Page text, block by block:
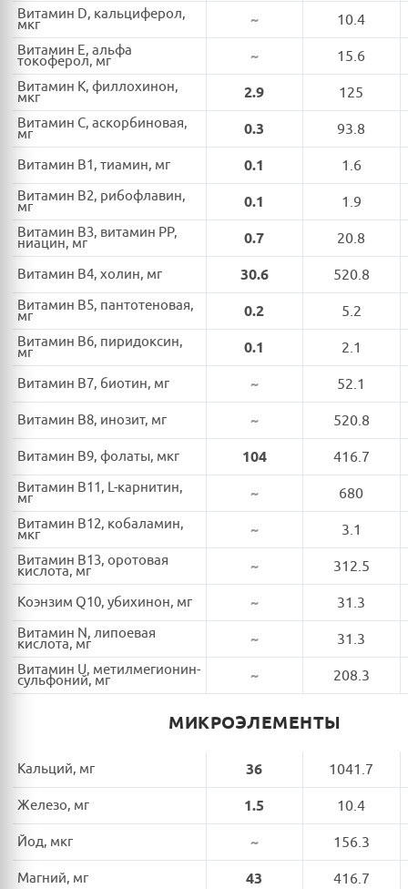
Витамин D, кальциферол,
мкг ~ 10.4
Витамин E, альфа
токоферол, мг ~ 15.6
Витамин K, филлохинон,
мкг 2.9 125
Витамин C, аскорбиновая,
мг 0.3 93.8
Витамин B1, тиамин, мг 0.1 1.6
Витамин B2, рибофлавин,
мг 0.1 1.9
Витамин B3, витамин PP,
ниацин, мг 0.7 20.8
Витамин B4, холин, мг 30.6 520.8
Витамин B5, пантотеновая,
мг 0.2 5.2
Витамин B6, пиридоксин,
мг 0.1 2.1
Витамин B7, биотин, мг ~ 52.1
Витамин B8, инозит, мг ~ 520.8
Витамин B9, фолаты, мкг 104 416.7
Витамин B11, L-карнитин,
мг ~ 680
Витамин B12, кобаламин,
мкг ~ 3.1
Витамин B13, оротовая
кислота, мг ~ 312.5
Коэнзим Q10, убихинон, мг ~ 31.3
Витамин N, липоевая
кислота, мг ~ 31.3
Витамин U, метилмегионин-
сульфоний, мг ~ 208.3
МИКРОЭЛЕМЕНТЫ
Кальций, мг 36 1041.7
Железо, мг 1.5 10.4
Йод, мкг ~ 156.3
Магний, мг 43 416.7